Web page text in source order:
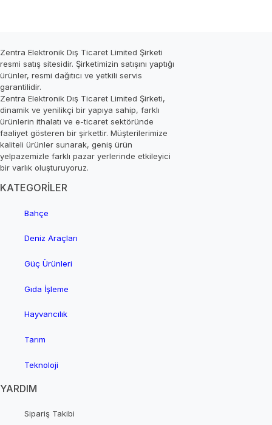
Zentra Elektronik Dış Ticaret Limited Şirketi
resmi satış sitesidir. Şirketimizin satışını yaptığı
ürünler, resmi dağıtıcı ve yetkili servis
garantilidir.
Zentra Elektronik Dış Ticaret Limited Şirketi,
dinamik ve yenilikçi bir yapıya sahip, farklı
ürünlerin ithalatı ve e-ticaret sektöründe
faaliyet gösteren bir şirkettir. Müşterilerimize
kaliteli ürünler sunarak, geniş ürün
yelpazemizle farklı pazar yerlerinde etkileyici
bir varlık oluşturuyoruz.
KATEGORİLER
Bahçe
Deniz Araçları
Güç Ürünleri
Gıda İşleme
Hayvancılık
Tarım
Teknoloji
YARDIM
Sipariş Takibi